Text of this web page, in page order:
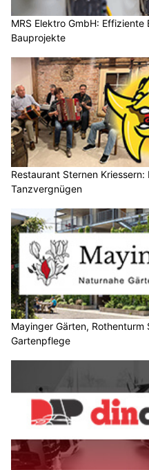
MRS Elektro GmbH:
Bauprojekte
Restaurant Sternen
Tanzvergnügen
Mayinger Gärten, Rothenturm
Gartenpflege